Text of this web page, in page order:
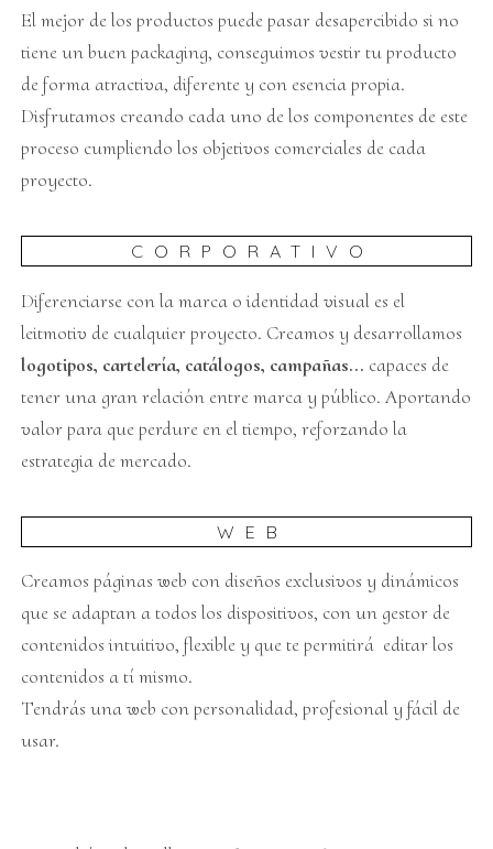
El mejor de los productos puede pasar desapercibido si no
tiene un buen packaging, conseguimos vestir tu producto
de forma atractiva, diferente y con esencia propia.
Disfrutamos creando cada uno de los componentes de este
proceso cumpliendo los objetivos comerciales de cada
proyecto.
CORPORATIVO
Diferenciarse con la marca o identidad visual es el
leitmotiv de cualquier proyecto. Creamos y desarrollamos
logotipos, cartelería, catálogos, campañas... capaces de
tener una gran relación entre marca y público. Aportando
valor para que perdure en el tiempo, reforzando la
estrategia de mercado.
WEB
Creamos páginas web con diseños exclusivos y dinámicos
que se adaptan a todos los dispositivos, con un gestor de
contenidos intuitivo, flexible y que te permitirá editar los
contenidos a tí mismo.
Tendrás una web con personalidad, profesional y fácil de
usar.